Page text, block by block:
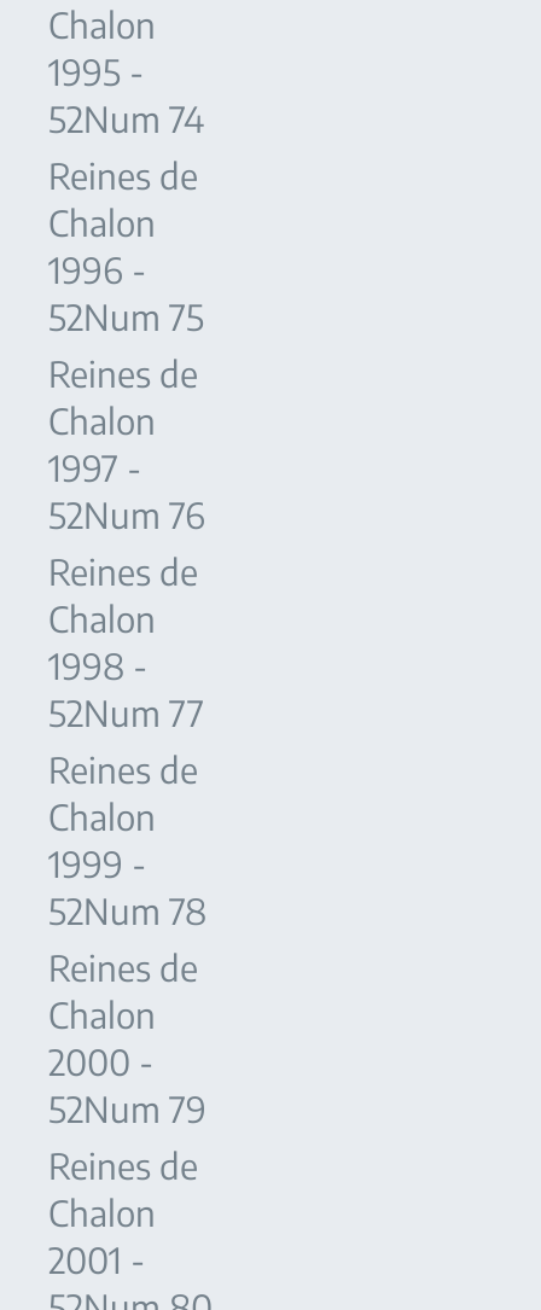
Chalon
1995 -
52Num 74
Reines de
Chalon
1996 -
52Num 75
Reines de
Chalon
1997 -
52Num 76
Reines de
Chalon
1998 -
52Num 77
Reines de
Chalon
1999 -
52Num 78
Reines de
Chalon
2000 -
52Num 79
Reines de
Chalon
2001 -